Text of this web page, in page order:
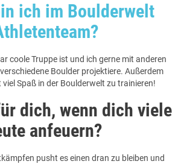
ich im Boulderwelt
coole Truppe ist und ich gerne mit anderen
Boulder projektiere. Außerdem
Spaß in der Boulderwelt zu trainieren!
dich, wenn dich viele
anfeuern?
pusht es einen dran zu bleiben und